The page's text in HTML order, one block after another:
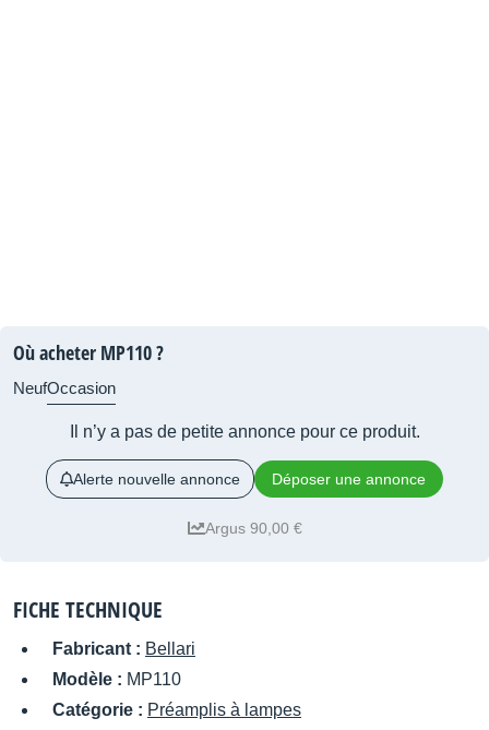
Où acheter MP110 ?
NeufOccasion
Il n’y a pas de petite annonce pour ce produit.
Alerte nouvelle annonce Déposer une annonce
Argus 90,00 €
FICHE TECHNIQUE
Fabricant : Bellari
Modèle : MP110
Catégorie : Préamplis à lampes